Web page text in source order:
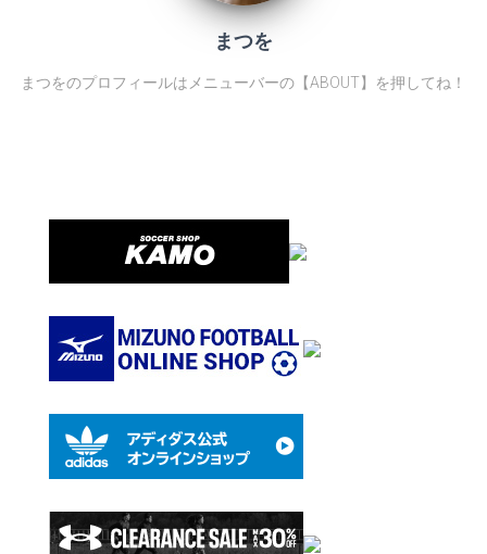
まつを
まつをのプロフィールはメニューバーの【ABOUT】を押してね！